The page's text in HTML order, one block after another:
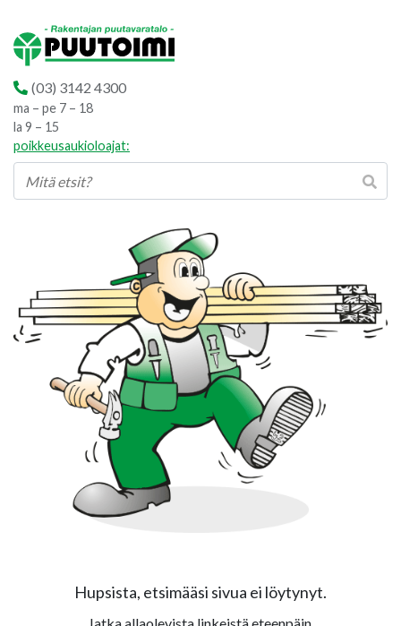
(03) 3142 4300
ma – pe 7 – 18
la 9 – 15
poikkeusaukioloajat:
Hupsista, etsimääsi sivua ei löytynyt.